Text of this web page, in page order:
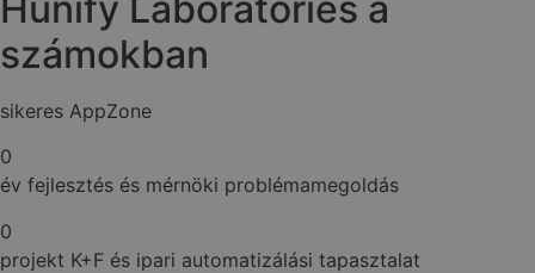
számokban
sikeres AppZone
0
év fejlesztés és mérnöki problémamegoldás
0
projekt K+F és ipari automatizálási tapasztalat